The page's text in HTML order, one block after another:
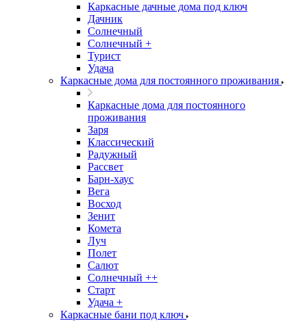
Каркасные дачные дома под ключ
Дачник
Солнечный
Солнечный +
Турист
Удача
Каркасные дома для постоянного проживания
Каркасные дома для постоянного
проживания
Заря
Классический
Радужный
Рассвет
Барн-хаус
Вега
Восход
Зенит
Комета
Луч
Полет
Салют
Солнечный ++
Старт
Удача +
Каркасные бани под ключ